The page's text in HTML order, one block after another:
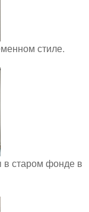
стиле.
в старом фонде в